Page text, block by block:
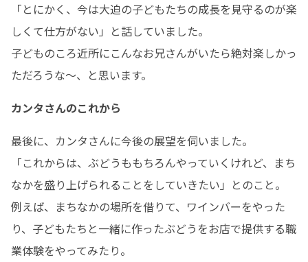
「とにかく、今は大迫の子どもたちの成長を見守るのが楽
しくて仕方がない」と話していました。
子どものころ近所にこんなお兄さんがいたら絶対楽しかっ
ただろうな～、と思います。
カンタさんのこれから
最後に、カンタさんに今後の展望を伺いました。
「これからは、ぶどうももちろんやっていくけれど、まち
なかを盛り上げられることをしていきたい」とのこと。
例えば、まちなかの場所を借りて、ワインバーをやった
り、子どもたちと一緒に作ったぶどうをお店で提供する職
業体験をやってみたり。